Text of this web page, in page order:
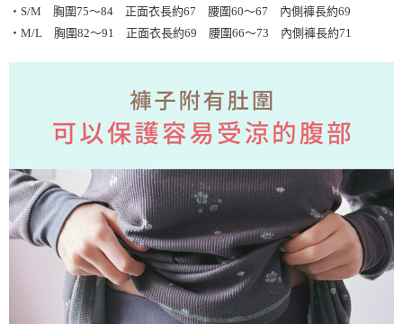
・S/M 胸圍75～84 正面衣長約67 腰圍60～67 內側褲長約69
・M/L 胸圍82～91 正面衣長約69 腰圍66～73 內側褲長約71